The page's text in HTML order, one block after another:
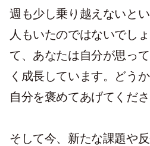
週も少し乗り越えないと
人もいたのではないでし
て、あなたは自分が思っ
く成長しています。どう
自分を褒めてあげてくださ
そして今、新たな課題や